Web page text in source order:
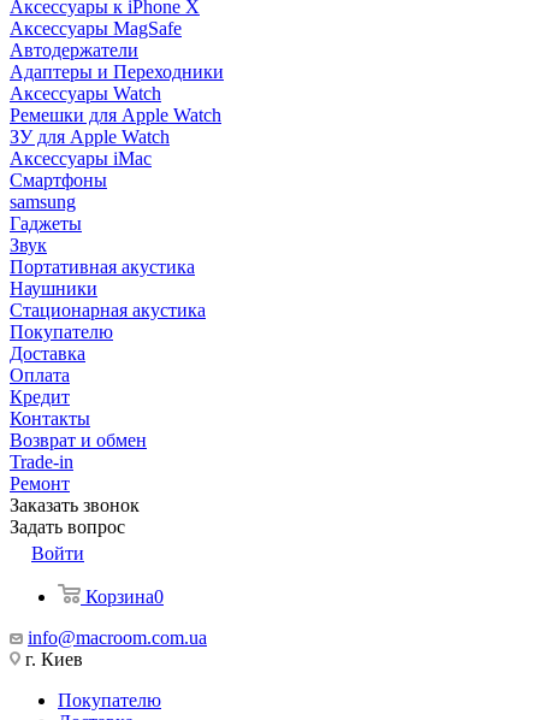
Аксессуары к iPhone X
Аксессуары MagSafe
Автодержатели
Адаптеры и Переходники
Аксессуары Watch
Ремешки для Apple Watch
ЗУ для Apple Watch
Аксессуары iMac
Смартфоны
samsung
Гаджеты
Звук
Портативная акустика
Наушники
Стационарная акустика
Покупателю
Доставка
Оплата
Кредит
Контакты
Возврат и обмен
Trade-in
Ремонт
Заказать звонок
Задать вопрос
Войти
Корзина0
info@macroom.com.ua
г. Киев
Покупателю